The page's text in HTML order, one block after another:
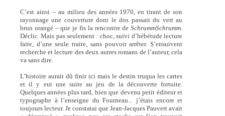
C’est ainsi – au milieu des années 1970, en tirant de son
rayonnage une couverture dont le dos passait du vert au
brun orangé – que je fis la rencontre deSchrummSchrumm
Déclic. Mais pas seulement : choc, suivi d’hébétude lecture
faite, d’une seule traite, sans pouvoir arrêter. S’ensuivent
recherche et lecture des deux autres romans de l’auteur, cela
va sans dire.
L’histoire aurait dû finir ici mais le destin truqua les cartes
et il y eut une suite au jeu de la découverte fortuite.
Quelques années plus tard, bien que devenu petit éditeur et
typographe à l’enseigne du Fourneau... j’étais encore et
toujours lecteur. Je constatai que Jean-Jacques Pauvert avait